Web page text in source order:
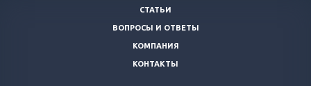
СТАТЬИ
ВОПРОСЫ И ОТВЕТЫ
КОМПАНИЯ
КОНТАКТЫ